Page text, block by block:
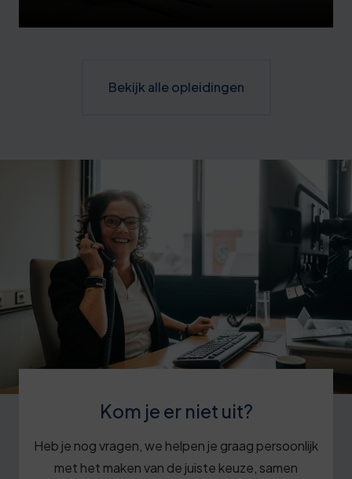
Bekijk alle opleidingen
Kom je er niet uit?
Heb je nog vragen, we helpen je graag persoonlijk
met het maken van de juiste keuze, samen